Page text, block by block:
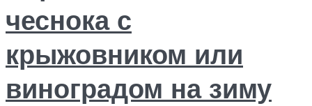
чеснока с
крыжовником или
виноградом на зиму